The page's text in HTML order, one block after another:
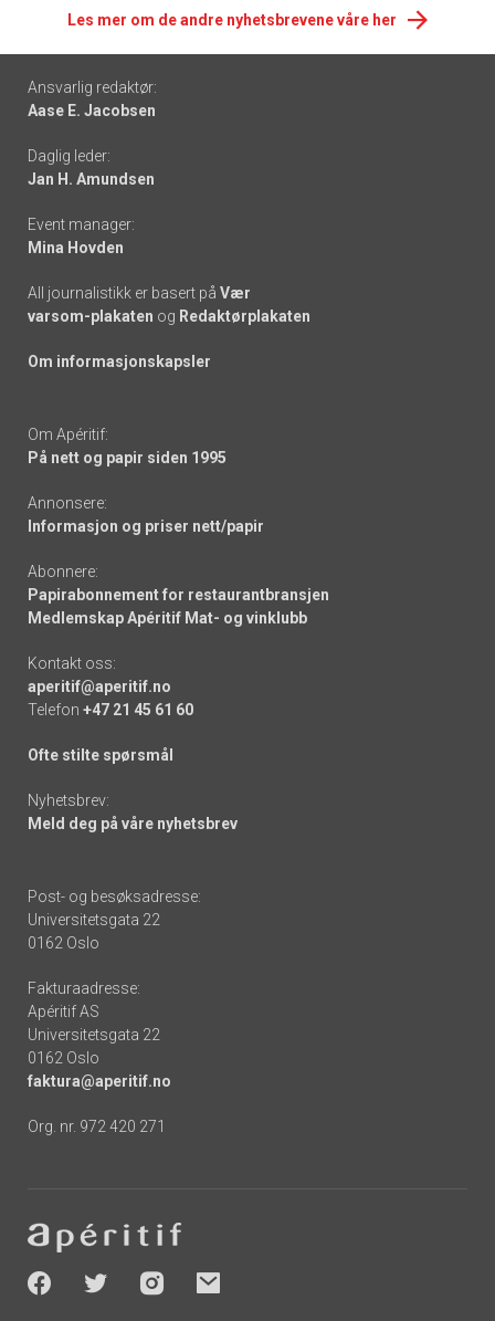
Les mer om de andre nyhetsbrevene våre her
Footer
-
links
Ansvarlig redaktør:
Aase E. Jacobsen
Daglig leder:
Jan H. Amundsen
Event manager:
Mina Hovden
All journalistikk er basert på Vær
varsom-plakaten og Redaktørplakaten
Om informasjonskapsler
Om Apéritif:
På nett og papir siden 1995
Annonsere:
Informasjon og priser nett/papir
Abonnere:
Papirabonnement for restaurantbransjen
Medlemskap Apéritif Mat- og vinklubb
Kontakt oss:
aperitif@aperitif.no
Telefon +47 21 45 61 60
Ofte stilte spørsmål
Nyhetsbrev:
Meld deg på våre nyhetsbrev
Post- og besøksadresse:
Universitetsgata 22
0162 Oslo
Fakturaadresse:
Apéritif AS
Universitetsgata 22
0162 Oslo
faktura@aperitif.no
Org. nr. 972 420 271
-
socials